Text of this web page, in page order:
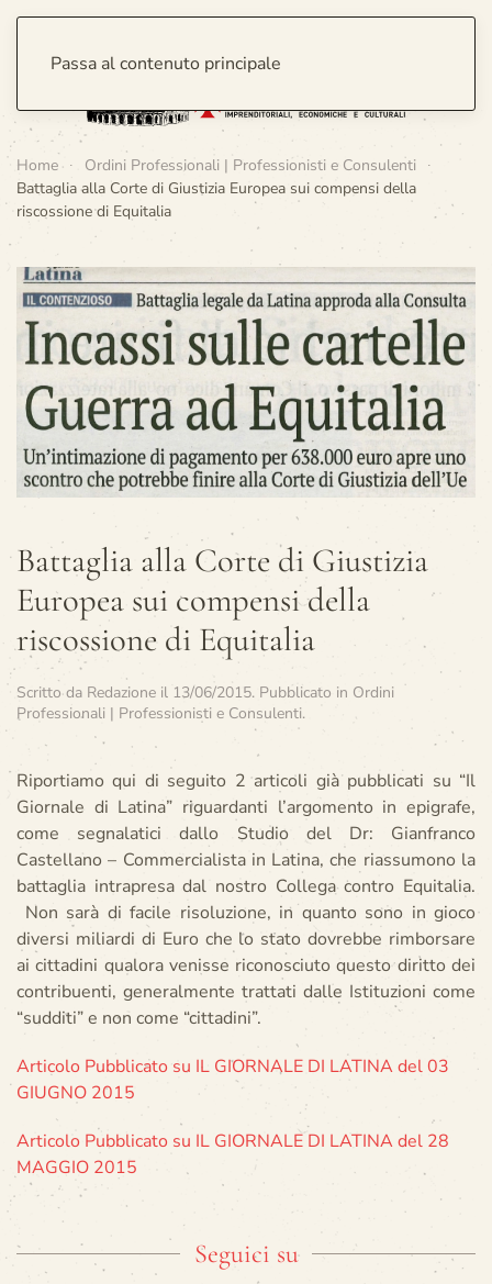
Passa al contenuto principale
Home
Ordini Professionali | Professionisti e Consulenti
Battaglia alla Corte di Giustizia Europea sui compensi della
riscossione di Equitalia
Battaglia alla Corte di Giustizia
Europea sui compensi della
riscossione di Equitalia
Scritto da Redazione il 13/06/2015. Pubblicato in Ordini
Professionali | Professionisti e Consulenti.
Riportiamo qui di seguito 2 articoli già pubblicati su “Il
Giornale di Latina” riguardanti l’argomento in epigrafe,
come segnalatici dallo Studio del Dr: Gianfranco
Castellano – Commercialista in Latina, che riassumono la
battaglia intrapresa dal nostro Collega contro Equitalia.
Non sarà di facile risoluzione, in quanto sono in gioco
diversi miliardi di Euro che lo stato dovrebbe rimborsare
ai cittadini qualora venisse riconosciuto questo diritto dei
contribuenti, generalmente trattati dalle Istituzioni come
“sudditi” e non come “cittadini”.
Articolo Pubblicato su IL GIORNALE DI LATINA del 03
GIUGNO 2015
Articolo Pubblicato su IL GIORNALE DI LATINA del 28
MAGGIO 2015
Seguici su